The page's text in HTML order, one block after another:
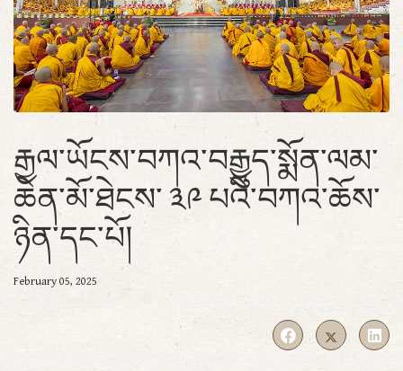
རྒྱལ་ཡོངས་བཀའ་བརྒྱུད་སྨོན་ལམ་
ཆེན་མོ་ཐེངས་ ༣༩ པའི་བཀའ་ཆོས་
ཉིན་དང་པོ།
February 05, 2025